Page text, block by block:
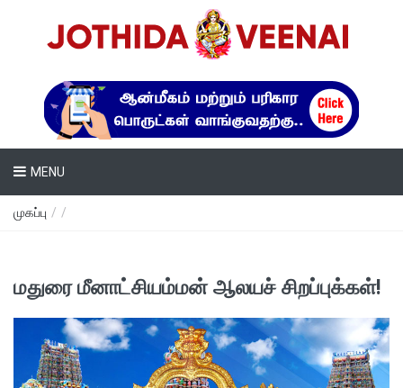
MENU
முகப்பு / /
மதுரை மீனாட்சியம்மன் ஆலயச் சிறப்புக்கள்!